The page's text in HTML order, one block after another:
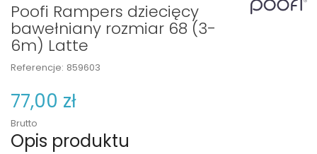
Poofi Rampers dziecięcy
bawełniany rozmiar 68 (3-
6m) Latte
Referencje: 859603
77,00 zł
Brutto
Opis produktu